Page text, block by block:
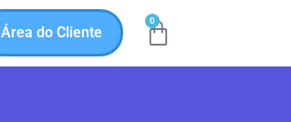
Área do Cliente
0